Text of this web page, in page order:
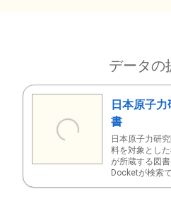
データの
日本原子
書
日本原子力研
料を対象とし
が所蔵する図書
Docketが検索で